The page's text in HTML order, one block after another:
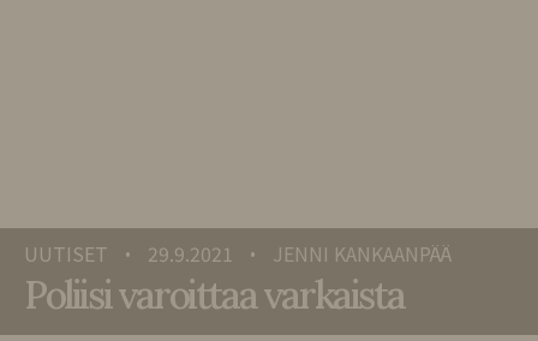
UUTISET • 29.9.2021 • JENNI KANKAANPÄÄ
Poliisi varoittaa varkaista